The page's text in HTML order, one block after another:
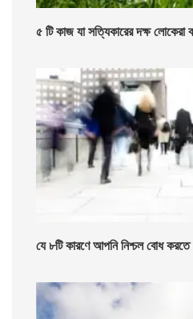
৫ টি কাজ যা সত্যিকারের দক্ষ লোকেরা
যে ৮টি কারণে আপনি নিশ্চল বোধ করতে